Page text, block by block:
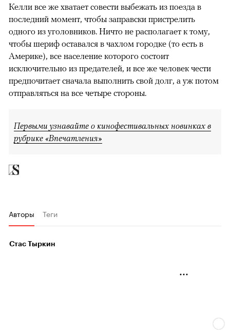
Келли все же хватает совести выбежать из поезда в
последний момент, чтобы заправски пристрелить
одного из уголовников. Ничто не располагает к тому,
чтобы шериф оставался в чахлом городке (то есть в
Америке), все население которого состоит
исключительно из предателей, и все же человек чести
предпочитает сначала выполнить свой долг, а уж потом
отправляться на все четыре стороны.
Первыми узнавайте о кинофестивальных новинках в
рубрике «Впечатления»
Авторы Теги
Стас Тыркин